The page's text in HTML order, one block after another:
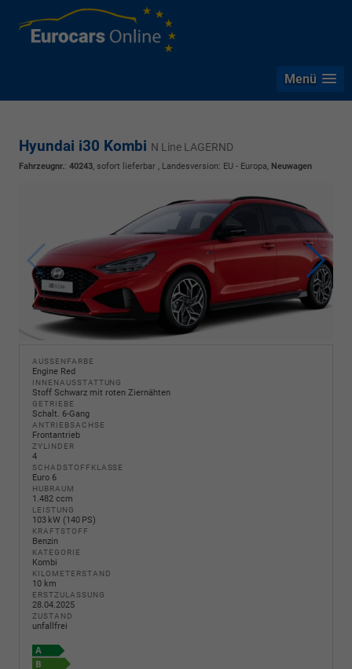
Menü
Hyundai i30 Kombi N Line LAGERND
Fahrzeugnr.: 40243, sofort lieferbar , Landesversion: EU - Europa, Neuwagen
AUSSENFARBE
Engine Red
INNENAUSSTATTUNG
Stoff Schwarz mit roten Ziernähten
GETRIEBE
Schalt. 6-Gang
ANTRIEBSACHSE
Frontantrieb
ZYLINDER
4
SCHADSTOFFKLASSE
Euro 6
HUBRAUM
1.482 ccm
LEISTUNG
103 kW (140 PS)
KRAFTSTOFF
Benzin
KATEGORIE
Kombi
KILOMETERSTAND
10 km
ERSTZULASSUNG
28.04.2025
ZUSTAND
unfallfrei